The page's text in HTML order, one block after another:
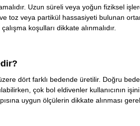
Uzun süreli veya yoğun fiziksel
toz veya partikül hassasiyeti bulunan
koşulları dikkate alınmalıdır.
dört farklı bedende üretilir. Doğru
çok bol eldivenler kullanıcının
uygun ölçülerin dikkate alınması